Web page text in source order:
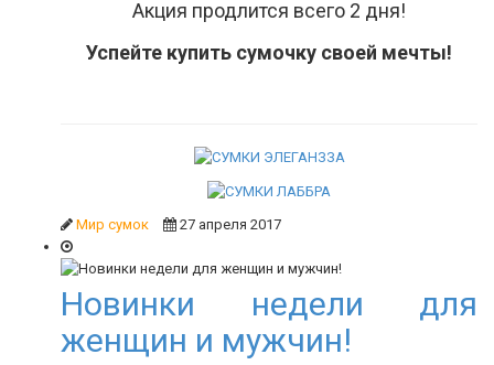
Акция продлится всего 2 дня!
Успейте купить сумочку своей мечты!
Мир сумок 27 апреля 2017
Новинки недели для
женщин и мужчин!